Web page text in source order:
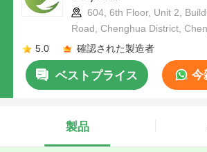
604, 6th Floor, Unit 2,
Road, Chenghua District,
5.0
確認された製造者
ベストプライス 今
製品